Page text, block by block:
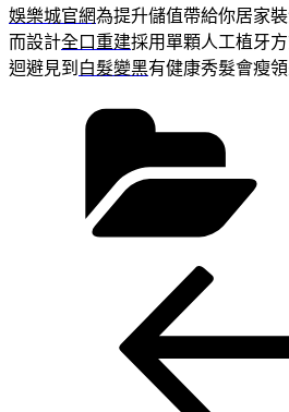
娛樂城官網為提升儲值帶給你居家
而設計全口重建採用單顆人工植牙
迴避見到 白髮變黑有健康秀髮會瘦